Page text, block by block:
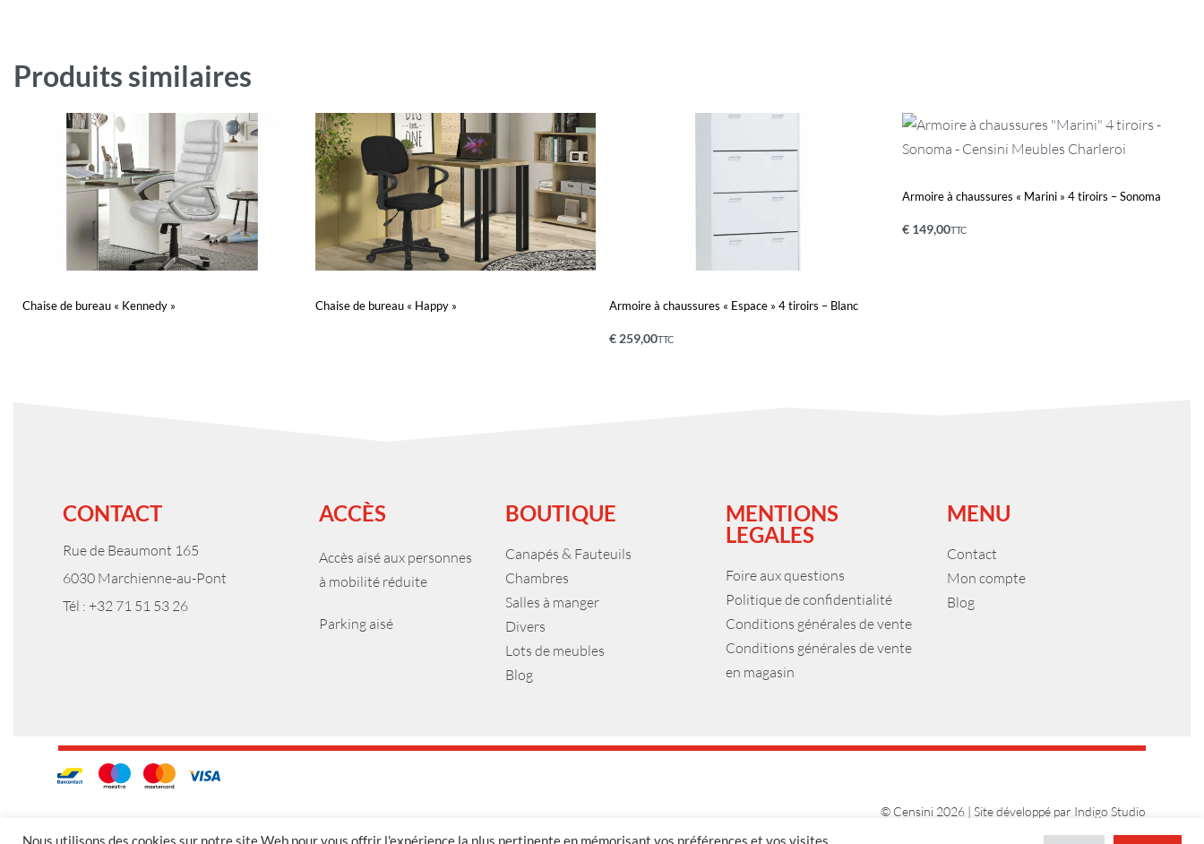
Produits similaires
Chaise de bureau « Kennedy » Chaise de bureau « Happy » Armoire à chaussures « Espace » 4 tiroirs – Blanc
€259,00TTC
Armoire à chaussures « Marini » 4 tiroirs – Sonoma
€149,00TTC
CONTACT
Rue de Beaumont 165
6030 Marchienne-au-Pont
Tél : +32 71 51 53 26
ACCÈS
Accès aisé aux personnes
à mobilité réduite
Parking aisé
BOUTIQUE
Canapés & Fauteuils
Chambres
Salles à manger
Divers
Lots de meubles
Blog
MENTIONS
LEGALES
Foire aux questions
Politique de confidentialité
Conditions générales de vente
Conditions générales de vente
en magasin
MENU
Contact
Mon compte
Blog
© Censini 2026 | Site développé par Indigo Studio
Nous utilisons des cookies sur notre site Web pour vous offrir l'expérience la plus pertinente en mémorisant vos préférences et vos visites